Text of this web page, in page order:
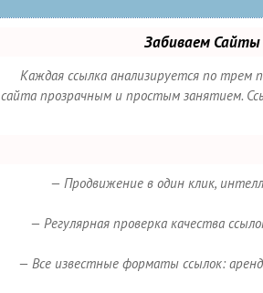
Забиваем Сайты
Каждая ссылка анализируется по трем
сайта прозрачным и простым занятием.
— Продвижение в один клик,
— Регулярная проверка качества
— Все известные форматы ссылок: